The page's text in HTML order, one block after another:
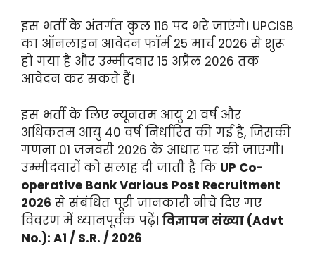
इस भर्ती के अंतर्गत कुल 116 पद भरे जाएंगे। UPCISB
का ऑनलाइन आवेदन फॉर्म 25 मार्च 2026 से शुरू
हो गया है और उम्मीदवार 15 अप्रैल 2026 तक
आवेदन कर सकते हैं।
इस भर्ती के लिए न्यूनतम आयु 21 वर्ष और
अधिकतम आयु 40 वर्ष निर्धारित की गई है, जिसकी
गणना 01 जनवरी 2026 के आधार पर की जाएगी।
उम्मीदवारों को सलाह दी जाती है कि UP Co-
operative Bank Various Post Recruitment
2026 से संबंधित पूरी जानकारी नीचे दिए गए
विवरण में ध्यानपूर्वक पढ़ें। विज्ञापन संख्या (Advt
No.): A1 / S.R. / 2026